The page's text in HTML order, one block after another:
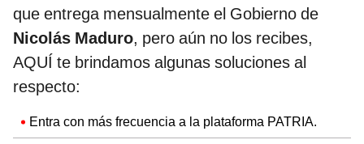
que entrega mensualmente el Gobierno de
Nicolás Maduro, pero aún no los recibes,
AQUÍ te brindamos algunas soluciones al
respecto:
Entra con más frecuencia a la plataforma PATRIA.